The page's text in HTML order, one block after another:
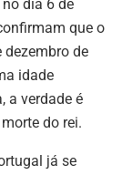
dia 6 de
que o
dezembro de
idade
a verdade é
do rei.
já se